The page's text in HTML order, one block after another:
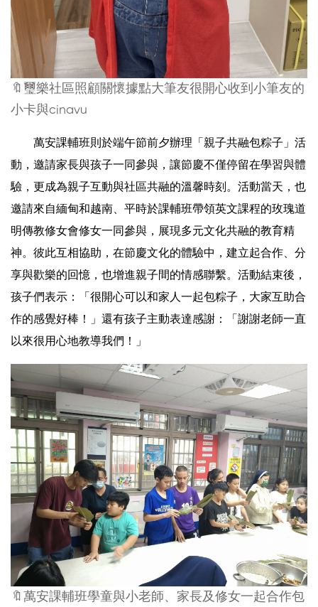
🔖璽樂社區照顧關懷據點大筆友很開心收到小筆友的
小卡與cinavu
萬安課輔班則於端午節前夕辦理「親子共融包粽子」活
動，邀請家長與孩子一同參與，讓節慶不僅停留在學習與體
驗，更成為親子互動與社區共融的溫馨時刻。活動當天，也
邀請來自緬甸和越南、平時於課輔班帶領英文課程的玫瑰道
明傳教修女會修女一同參與，展現多元文化共融的教育精
神。彼此互相協助，在節慶文化的體驗中，建立起合作、分
享與歡樂的回憶，也增進親子間的情感聯繫。活動結束後，
孩子們表示：「很開心可以和家人一起包粽子，大家互助合
作的感覺好棒！」還有孩子主動表達感謝：「謝謝老師一直
以來很用心地教導我們！」
🔖萬安課輔班學童與小老師、家長及修女一起合作包